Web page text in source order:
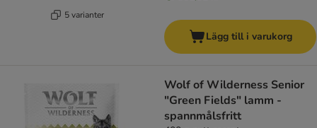
5 varianter
Lägg till i varukorg
Wolf of Wilderness Senior
"Green Fields" lamm -
spannmålsfritt